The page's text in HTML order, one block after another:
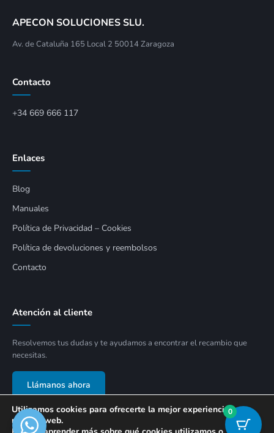
APECON SOLUCIONES SLU.
Av. de Cataluña 165 Local 2 50014 Zaragoza
Contacto
+34 669 666 117
Enlaces
Blog
Manuales
Política de Privacidad – Cookies
Política de devoluciones y reembolsos
Contacto
Atención al cliente
Resolvemos tus dudas y te ayudamos a encontrar el recambio que
necesitas.
Llámanos ahora
Utilizamos cookies para ofrecerte la mejor experiencia en
nuestra web.
0